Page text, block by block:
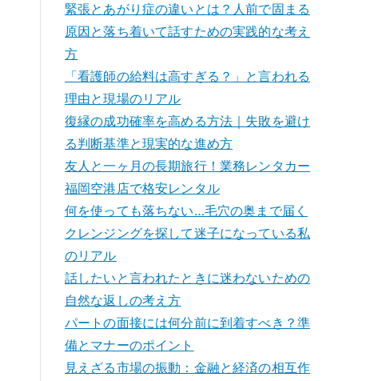
緊張とあがり症の違いとは？人前で固まる
原因と落ち着いて話すための実践的な考え
方
「看護師の給料は高すぎる？」と言われる
理由と現場のリアル
復縁の成功確率を高める方法｜失敗を避け
る判断基準と現実的な進め方
友人と一ヶ月の長期旅行！業務レンタカー
福岡空港店で格安レンタル
何を使っても落ちない…毛穴の奥まで届く
クレンジングを探して迷子になっている私
のリアル
話したいと言われたときに迷わないための
自然な返しの考え方
パートの面接には何分前に到着すべき？準
備とマナーのポイント
見えざる市場の振動：金融と経済の相互作